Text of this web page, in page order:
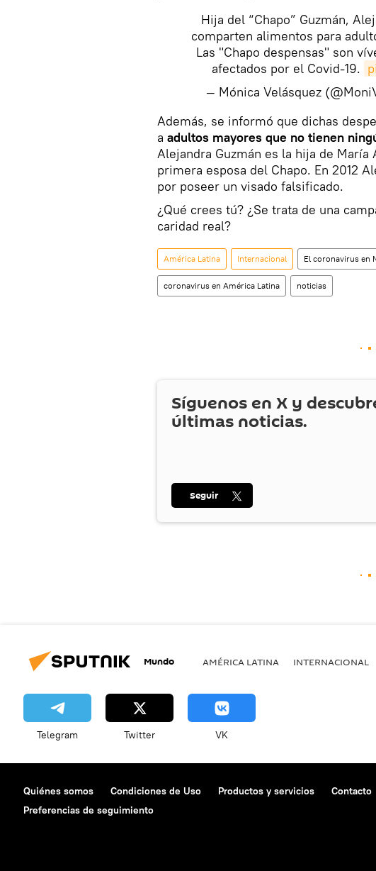
Hija del “Chapo” Guzmán,
comparten alimentos para
Las "Chapo despensas" son
afectados por el Covid-19.
— Mónica Velásquez
​Además, se informó que dichas
a adultos mayores que no tienen
Alejandra Guzmán es la hija de María
primera esposa del Chapo. En 2012
por poseer un visado falsificado.
¿Qué crees tú? ¿Se trata de una
caridad real?
América Latina Internacional El coronavirus en
coronavirus en América Latina noticias
Síguenos en X y
últimas noticias.
Seguir
Mundo AMÉRICA LATINA INTERNACIONAL
Telegram Twitter VK
Quiénes somos Condiciones de Uso Productos y servicios Contacto
Preferencias de seguimiento